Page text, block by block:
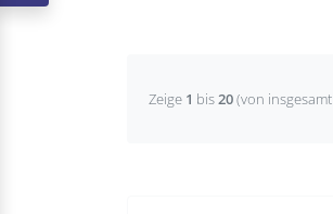
Zeige 1 bis20(von insgesamt